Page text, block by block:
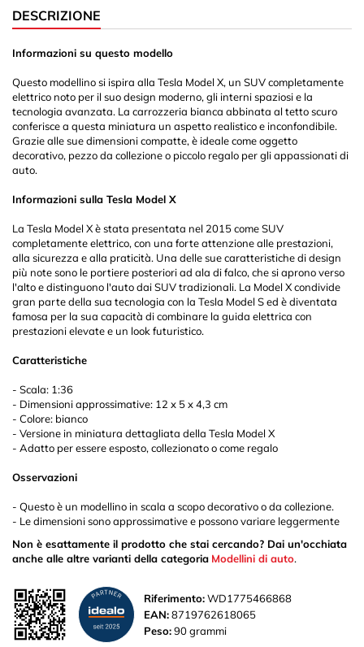
DESCRIZIONE
Informazioni su questo modello
Questo modellino si ispira alla Tesla Model X, un SUV completamente
elettrico noto per il suo design moderno, gli interni spaziosi e la
tecnologia avanzata. La carrozzeria bianca abbinata al tetto scuro
conferisce a questa miniatura un aspetto realistico e inconfondibile.
Grazie alle sue dimensioni compatte, è ideale come oggetto
decorativo, pezzo da collezione o piccolo regalo per gli appassionati di
auto.
Informazioni sulla Tesla Model X
La Tesla Model X è stata presentata nel 2015 come SUV
completamente elettrico, con una forte attenzione alle prestazioni,
alla sicurezza e alla praticità. Una delle sue caratteristiche di design
più note sono le portiere posteriori ad ala di falco, che si aprono verso
l'alto e distinguono l'auto dai SUV tradizionali. La Model X condivide
gran parte della sua tecnologia con la Tesla Model S ed è diventata
famosa per la sua capacità di combinare la guida elettrica con
prestazioni elevate e un look futuristico.
Caratteristiche
- Scala: 1:36
- Dimensioni approssimative: 12 x 5 x 4,3 cm
- Colore: bianco
- Versione in miniatura dettagliata della Tesla Model X
- Adatto per essere esposto, collezionato o come regalo
Osservazioni
- Questo è un modellino in scala a scopo decorativo o da collezione.
- Le dimensioni sono approssimative e possono variare leggermente
Non è esattamente il prodotto che stai cercando? Dai un'occhiata
anche alle altre varianti della categoria Modellini di auto.
Riferimento:WD1775466868
EAN:8719762618065
Peso:90 grammi